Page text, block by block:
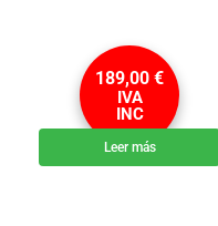
189,00 €
IVA
INC
Leer más